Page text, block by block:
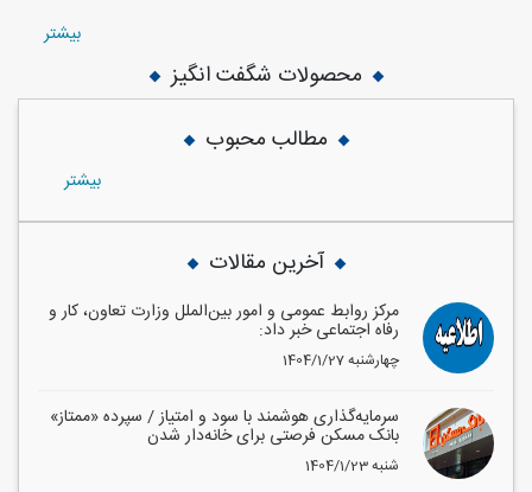
بيشتر
محصولات شگفت انگیز
مطالب محبوب
بيشتر
آخرین مقالات
مرکز روابط عمومی و امور بین‌الملل وزارت تعاون، کار و
رفاه اجتماعی خبر داد:
1404/1/27 چهارشنبه
سرمایه‌گذاری هوشمند با سود و امتیاز / سپرده «ممتاز»
بانک مسکن فرصتی برای خانه‌دار شدن
1404/1/23 شنبه